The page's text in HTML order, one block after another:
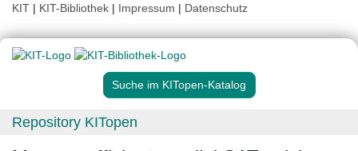
KIT | KIT-Bibliothek | Impressum | Datenschutz
Suche im KITopen-Katalog
Repository KITopen